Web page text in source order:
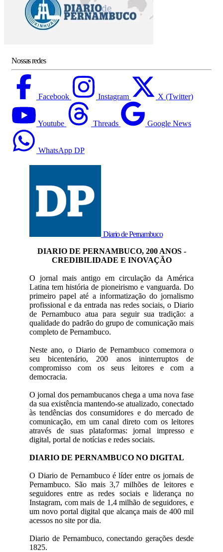
Nossas redes
Facebook Instagram X (Twitter)
Youtube Threads Google News
WhatsApp DP
Diario de Pernambuco
DIARIO DE PERNAMBUCO, 200 ANOS -
CREDIBILIDADE E INOVAÇÃO
O jornal mais antigo em circulação da América
Latina tem história de pioneirismo e vanguarda. Do
primeiro papel até a informatização do jornalismo
profissional e da entrada nas redes sociais, o Diario
de Pernambuco atua para seguir sua tradição: a
qualidade do padrão do grupo de comunicação mais
completo de Pernambuco.
Neste ano, o Diario de Pernambuco comemora o
seu bicentenário, 200 anos ininterruptos de
compromisso com os seus leitores e com a
democracia.
O jornal dos pernambucanos chega a uma nova fase
da sua existência mantendo-se atualizado, conectado
às tendências dos consumidores e do mercado de
comunicação, em um canal direto com os leitores
através de suas plataformas: jornal impresso e
digital, portal de notícias e redes sociais.
DIARIO DE PERNAMBUCO NO DIGITAL
O Diario de Pernambuco é líder entre os jornais de
Pernambuco. São mais 3,7 milhões de leitores e
seguidores entre as redes sociais e liderança no
Instagram, com mais de 1,4 milhão de seguidores, e
um novo portal digital que alcança mais de 400 mil
acessos no site por dia.
Diario de Pernambuco, conectando gerações desde
1825.